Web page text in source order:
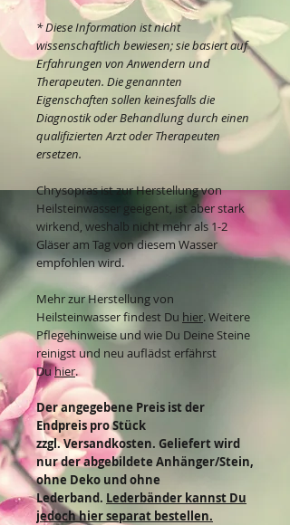
* Diese Information ist nicht
wissenschaftlich bewiesen; sie basiert auf
Erfahrungen von Anwendern und
Therapeuten. Die genannten
Eigenschaften sollen keinesfalls die
Diagnostik oder Behandlung durch einen
qualifizierten Arzt oder Therapeuten
ersetzen.
Chrysopras ist zur Herstellung von
Heilsteinwasser geeigent, ist aber stark
wirkend, weshalb nicht mehr als 1-2
Gläser am Tag von diesem Wasser
empfohlen wird.
Mehr zur Herstellung von
Heilsteinwasser findest Du hier. Weitere
Pflegehinweise und wie Du Deine Steine
reinigst und neu auflädst erfährst
Duhier.
Der angegebene Preis ist der
Endpreis pro Stück
zzgl. Versandkosten. Geliefert wird
nur der abgebildete Anhänger/Stein,
ohne Deko und ohne
Lederband. Lederbänder kannst Du
jedoch hier separat bestellen.